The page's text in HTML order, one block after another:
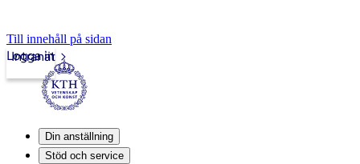
Till innehåll på sidan
Intranät
Logga in
Din anställning
Stöd och service